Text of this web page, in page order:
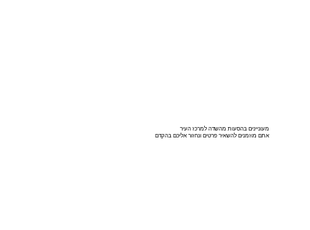
מעוניינים בהסעות מהשדה למרכז העיר
אתם מוזמנים להשאיר פרטים ונחזור אליכם בהקדם